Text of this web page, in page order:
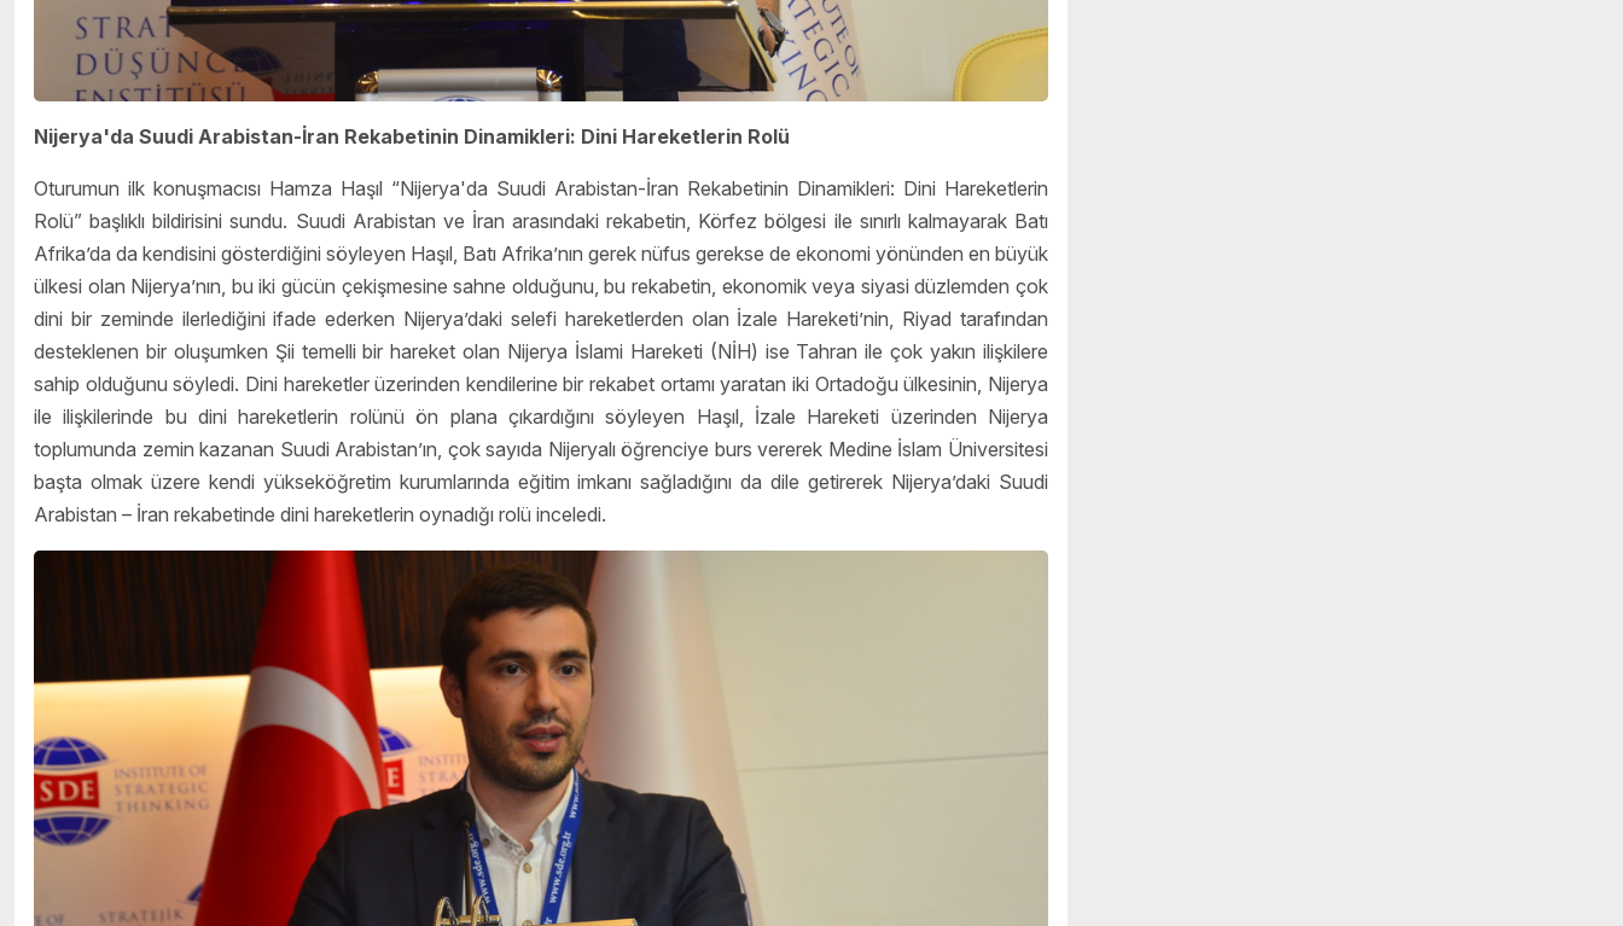
Nijerya'da Suudi Arabistan-İran Rekabetinin Dinamikleri: Dini Hareketlerin Rolü
Oturumun ilk konuşmacısı Hamza Haşıl “Nijerya'da Suudi Arabistan-İran Rekabetinin Dinamikleri: Dini Hareketlerin
Rolü” başlıklı bildirisini sundu. Suudi Arabistan ve İran arasındaki rekabetin, Körfez bölgesi ile sınırlı kalmayarak Batı
Afrika’da da kendisini gösterdiğini söyleyen Haşıl, Batı Afrika’nın gerek nüfus gerekse de ekonomi yönünden en büyük
ülkesi olan Nijerya’nın, bu iki gücün çekişmesine sahne olduğunu, bu rekabetin, ekonomik veya siyasi düzlemden çok
dini bir zeminde ilerlediğini ifade ederken Nijerya’daki selefi hareketlerden olan İzale Hareketi’nin, Riyad tarafından
desteklenen bir oluşumken Şii temelli bir hareket olan Nijerya İslami Hareketi (NİH) ise Tahran ile çok yakın ilişkilere
sahip olduğunu söyledi. Dini hareketler üzerinden kendilerine bir rekabet ortamı yaratan iki Ortadoğu ülkesinin, Nijerya
ile ilişkilerinde bu dini hareketlerin rolünü ön plana çıkardığını söyleyen Haşıl, İzale Hareketi üzerinden Nijerya
toplumunda zemin kazanan Suudi Arabistan’ın, çok sayıda Nijeryalı öğrenciye burs vererek Medine İslam Üniversitesi
başta olmak üzere kendi yükseköğretim kurumlarında eğitim imkanı sağladığını da dile getirerek Nijerya’daki Suudi
Arabistan – İran rekabetinde dini hareketlerin oynadığı rolü inceledi.